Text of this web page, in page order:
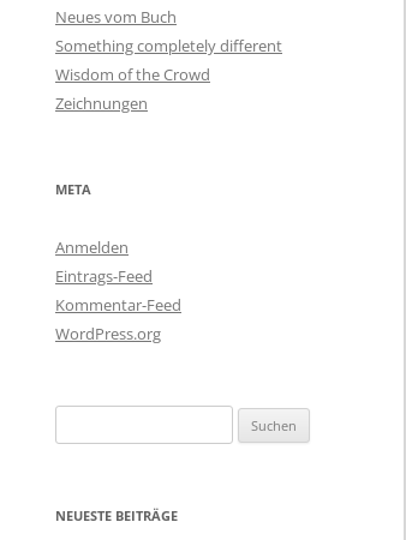
Neues vom Buch
Something completely different
Wisdom of the Crowd
Zeichnungen
META
Anmelden
Eintrags-Feed
Kommentar-Feed
WordPress.org
nach:
NEUESTE BEITRÄGE